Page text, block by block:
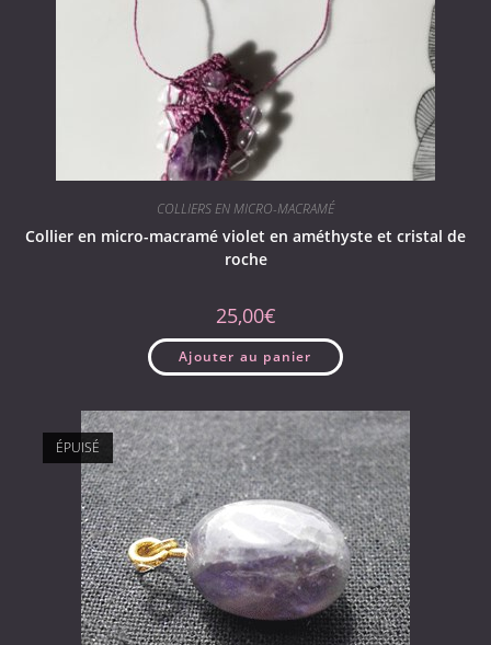
COLLIERS EN MICRO-MACRAMÉ
Collier en micro-macramé violet en améthyste et cristal de
roche
25,00€
Ajouter au panier
ÉPUISÉ